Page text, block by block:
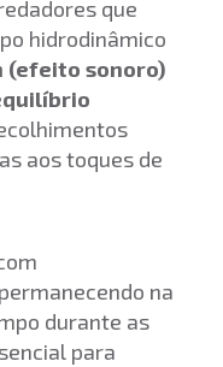
que
hidrodinâmico
sonoro)
aos toques de
na
durante as
para